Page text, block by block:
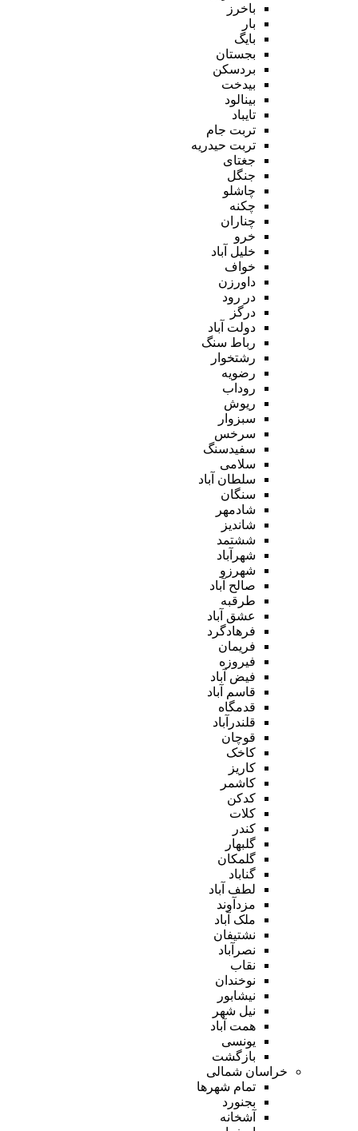
باخرز
بار
بایگ
بجستان
بردسکن
بیدخت
بینالود
تایباد
تربت جام
تربت حیدریه
جغتای
جنگل
چاشلو
چکنه
چناران
خرو
خلیل آباد
خواف
داورزن
در رود
درگز
دولت آباد
رباط سنگ
رشتخوار
رضویه
روداب
ریوش
سبزوار
سرخس
سفیدسنگ
سلامی
سلطان آباد
سنگان
شادمهر
شاندیز
ششتمد
شهرآباد
شهرزو
صالح آباد
طرقبه
عشق آباد
فرهادگرد
فریمان
فیروزه
فیض آباد
قاسم آباد
قدمگاه
قلندرآباد
قوچان
کاخک
کاریز
کاشمر
کدکن
کلات
کندر
گلبهار
گلمکان
گناباد
لطف آباد
مزدآوند
ملک آباد
نشتیفان
نصرآباد
نقاب
نوخندان
نیشابور
نیل شهر
همت آباد
یونسی
بازگشت
خراسان شمالی
تمام شهر‌ها
بجنورد
آشخانه